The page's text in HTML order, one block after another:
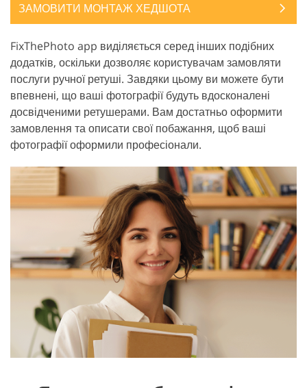
ЗАМОВИТИ МОНТАЖ ХЕДШОТА
FixThePhoto app виділяється серед інших подібних
додатків, оскільки дозволяє користувачам замовляти
послуги ручної ретуші. Завдяки цьому ви можете бути
впевнені, що ваші фотографії будуть вдосконалені
досвідченими ретушерами. Вам достатньо оформити
замовлення та описати свої побажання, щоб ваші
фотографії оформили професіонали.